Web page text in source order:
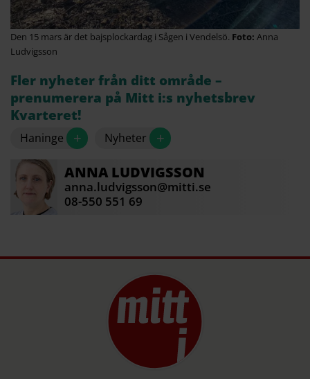
Den 15 mars är det bajsplockardag i Sågen i Vendelsö.
Anna
Ludvigsson
Fler nyheter från ditt område –
prenumerera på Mitt i:s nyhetsbrev
Kvarteret!
Haninge + Nyheter +
ANNA LUDVIGSSON
anna.ludvigsson@mitti.se
08-550 551 69